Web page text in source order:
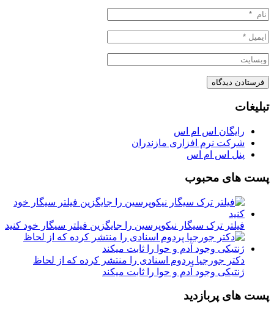
تبلیغات
رایگان اس ام اس
شرکت نرم افزاری مازندران
پنل اس ام اس
پست های محبوب
فیلتر ترک سیگار نیکوپرسین را جایگزین فیلتر سیگار خود کنید
دکتر جورجیا پردوم اسنادی را منتشر کرده که از لحاظ
ژنتیکی وجود آدم و حوا را ثابت میکند
پست های پربازدید